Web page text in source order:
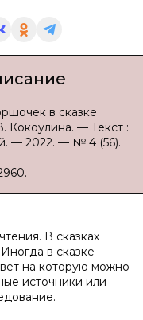
в сказке
Кокоулина. — Текст :
— 2022. — № 4 (56).
В сказках
в сказке
на которую можно
источники или